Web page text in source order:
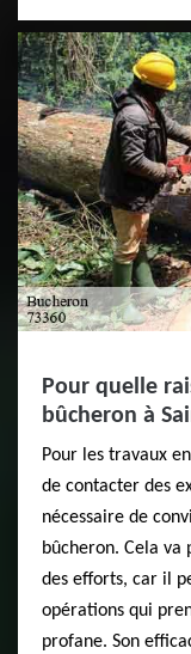
Pour quelle
bûcheron à
Pour les travaux
de contacter des
nécessaire de
bûcheron. Cela
des efforts, car il
opérations qui
profane. Son